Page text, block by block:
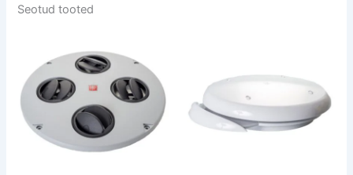
Seotud tooted